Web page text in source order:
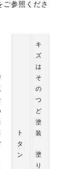
ご参照くださ
ト
タ
ン
キ
ズ
は
そ
の
つ
ど
塗
装
塗
り